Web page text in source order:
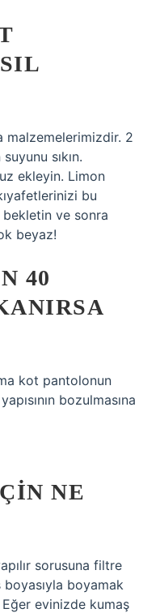
malzemelerimizdir. 2
sıkın.
ekleyin. Limon
bu
bekletin ve sonra
beyaz!
40
kot pantolonun
bozulmasına
NE
sorusuna filtre
boyamak
evinizde kumaş